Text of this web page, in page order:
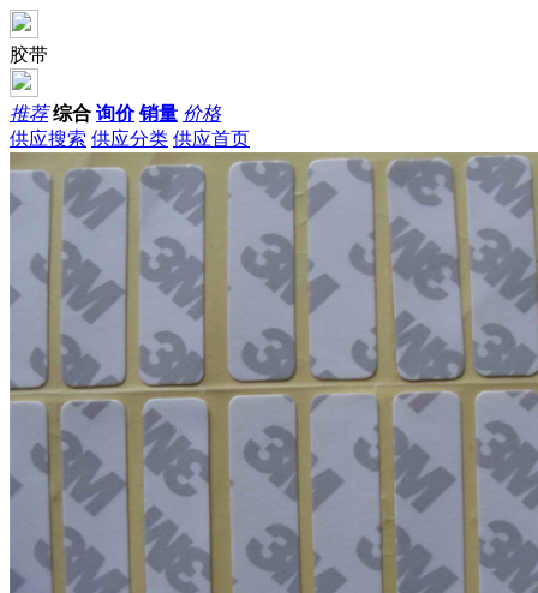
胶带
推荐 综合 询价 销量 价格
供应搜索 供应分类 供应首页